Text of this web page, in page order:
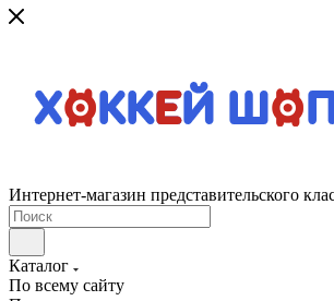
Интернет-магазин представительского
Каталог
По всему сайту